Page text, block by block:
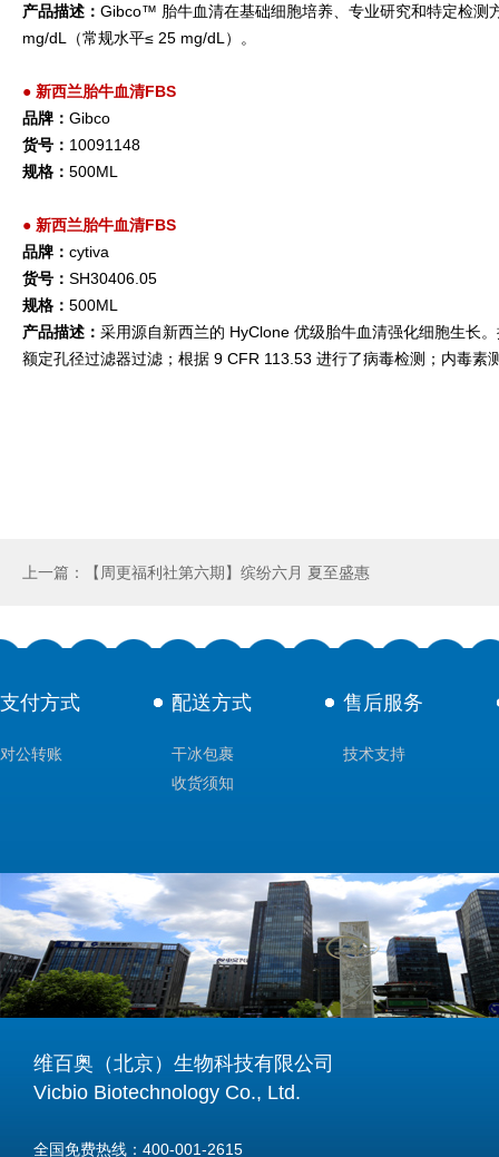
产品描述： Gibco™ 胎牛血清在基础细胞培养、专业研究和特定检测
mg/dL（常规水平≤ 25 mg/dL）。
● 新西兰胎牛血清FBS
品牌： Gibco
货号： 10091148
规格： 500ML
● 新西兰胎牛血清FBS
品牌： cytiva
货号： SH30406.05
规格： 500ML
产品描述： 采用源自新西兰的 HyClone 优级胎牛血清强化细胞生长
额定孔径过滤器过滤；根据 9 CFR 113.53 进行了病毒检测；内毒素
上一篇：【周更福利社第六期】缤纷六月 夏至盛惠
支付方式
对公转账
配送方式
干冰包裹
收货须知
售后服务
技术支持
维百奥（北京）生物科技有限公司
Vicbio Biotechnology Co., Ltd.
全国免费热线：400-001-2615